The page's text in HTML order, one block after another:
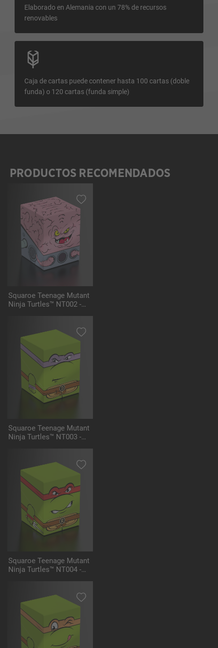
Elaborado en Alemania con un 78% de recursos
renovables
Caja de cartas puede contener hasta 100 cartas (doble
funda) o 120 cartas (funda simple)
Omitir la galería de productos
PRODUCTOS RECOMENDADOS
Squaroe Teenage Mutant
Ninja Turtles™ NT002 -
Squaroe Teenage Mutant
Ninja Turtles™ NT003 -
Squaroe Teenage Mutant
Ninja Turtles™ NT004 -